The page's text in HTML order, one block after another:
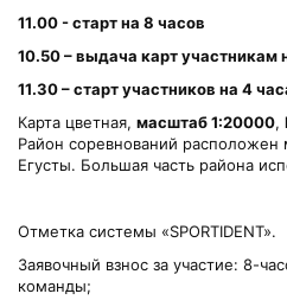
11.00 - старт на 8 часов
10.50 – выдача карт участникам
11.30 – старт участников на 4
Карта цветная, масштаб 1:20000,
Район соревнований
Егусты. Большая часть района
Отметка системы «SPORTIDENT».
Заявочный взнос за участие: 8-
команды;